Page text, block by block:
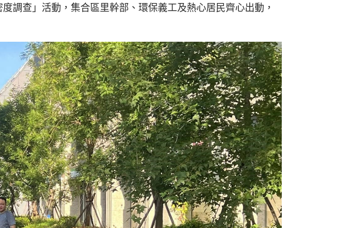
度調查」活動，集合區里幹部、環保義工及熱心居民齊心出動，